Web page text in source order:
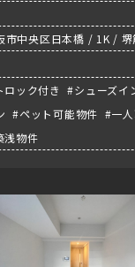
中央区日本橋 / 1K / 堺
ック付き #シューズイ
#ペット可能物件 #一
浅物件